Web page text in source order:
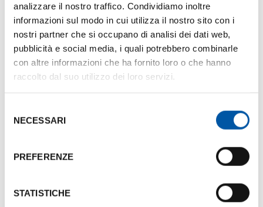
analizzare il nostro traffico. Condividiamo inoltre
informazioni sul modo in cui utilizza il nostro sito con i
nostri partner che si occupano di analisi dei dati web,
pubblicità e social media, i quali potrebbero combinarle
con altre informazioni che ha fornito loro o che hanno
raccolto dal suo utilizzo dei loro servizi.
delNECESSARI
PREFERENZE
STATISTICHE
Allargando lo sguardo al mercato italiano del MICE,
nello scenario internazionaleil Belpaese si
conferma al 2° posto per numero di eventi nel
2024, preceduto solo dagli Stati Uniti. Tra le città
italiane con il maggior numero di eventi,
occupa la terza posizione, dopo Roma e Milano.
Già nel 2023, la meeting industry italiana ha
generato 11,7 miliardi di euro, di cui il 76% derivante
dalla spesa dei partecipanti (alloggio, trasporti,